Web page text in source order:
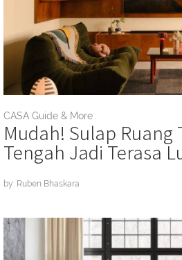
CASA Guide & More
Mudah! Sulap Ruang
Tengah Jadi Terasa
by: Ruben Bhaskara